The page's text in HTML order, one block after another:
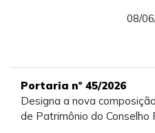
08/
Portaria nº 45/2026
Designa a nova
de Patrimônio do Conselho